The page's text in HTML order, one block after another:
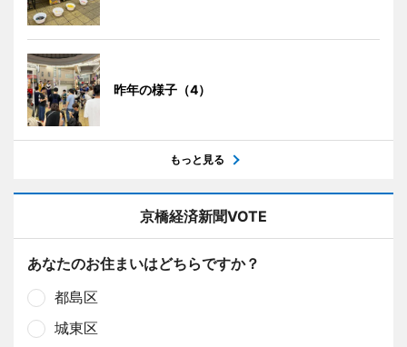
昨年の様子（4）
もっと見る
京橋経済新聞VOTE
あなたのお住まいはどちらですか？
都島区
城東区